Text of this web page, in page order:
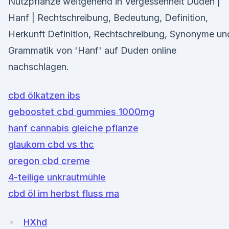
Hanf | Rechtschreibung, Bedeutung, Definition,
Herkunft Definition, Rechtschreibung, Synonyme
Grammatik von 'Hanf' auf Duden online
nachschlagen.
cbd ölkatzen ibs
geboostet cbd gummies 1000mg
hanf cannabis gleiche pflanze
glaukom cbd vs thc
oregon cbd creme
4-teilige unkrautmühle
cbd öl im herbst fluss ma
HXhd